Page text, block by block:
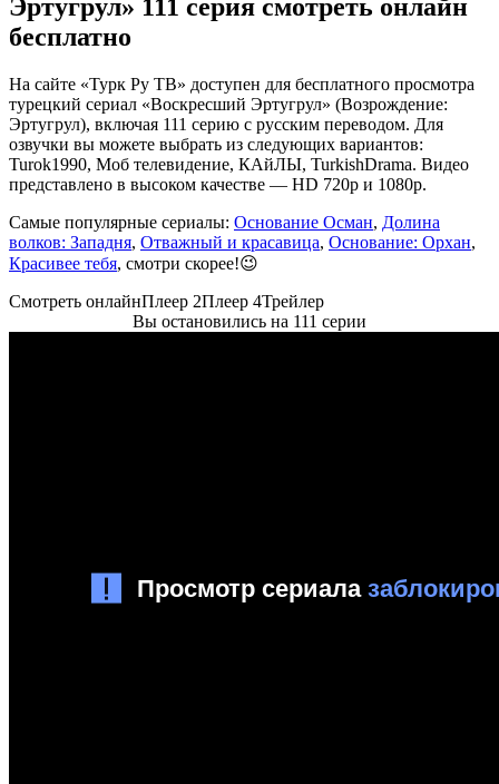
Эртугрул» 111 серия смотреть онлайн
бесплатно
На сайте «Турк Ру ТВ» доступен для бесплатного просмотра
турецкий сериал «Воскресший Эртугрул» (Возрождение:
Эртугрул), включая 111 серию с русским переводом. Для
озвучки вы можете выбрать из следующих вариантов:
Turok1990, Моб телевидение, КАйЛЫ, TurkishDrama. Видео
представлено в высоком качестве — HD 720p и 1080p.
Самые популярные сериалы: Основание Осман, Долина
волков: Западня, Отважный и красавица, Основание: Орхан,
Красивее тебя, смотри скорее!😉
Смотреть онлайнПлеер 2Плеер 4Трейлер
Вы остановились на 111 серии